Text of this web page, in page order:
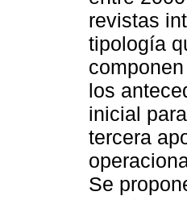
revistas
tipología
los
inicial
tercera
Se